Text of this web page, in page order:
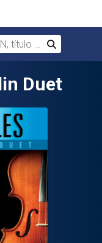
título o autor
Buscar
Duet